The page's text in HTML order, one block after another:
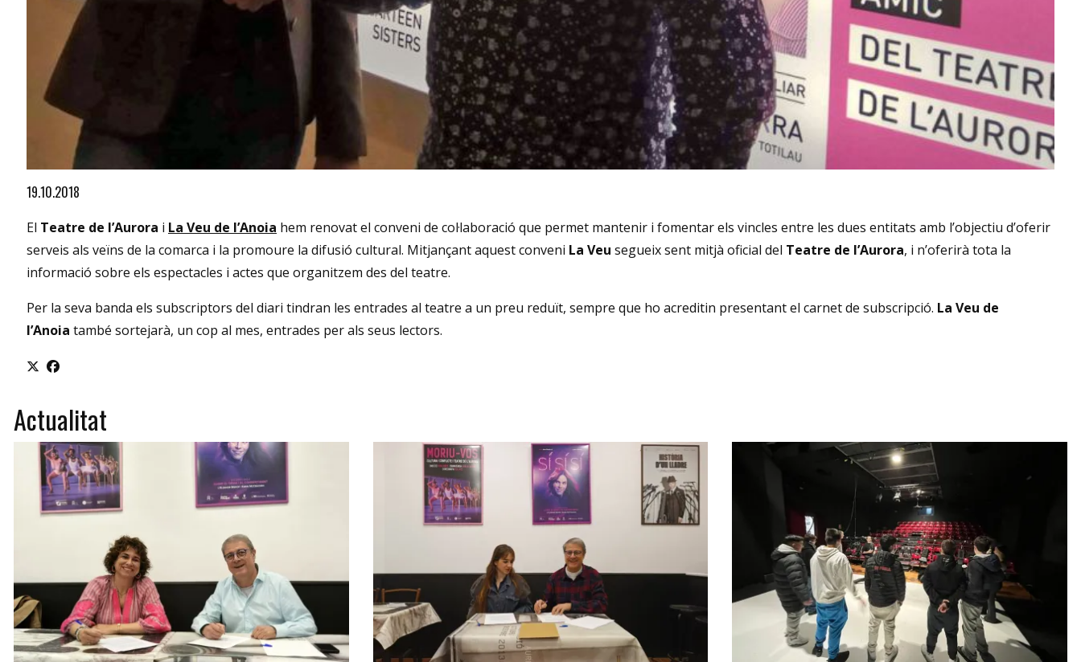
19.10.2018
El Teatre de l’Aurora i La Veu de l’Anoia hem renovat el conveni de col·laboració que permet mantenir i fomentar els vincles entre les dues entitats amb l’objectiu d’oferir
serveis als veïns de la comarca i la promoure la difusió cultural. Mitjançant aquest conveni La Veu segueix sent mitjà oficial del Teatre de l’Aurora, i n’oferirà tota la
informació sobre els espectacles i actes que organitzem des del teatre.
Per la seva banda els subscriptors del diari tindran les entrades al teatre a un preu reduït, sempre que ho acreditin presentant el carnet de subscripció. La Veu de
l’Anoia també sortejarà, un cop al mes, entrades per als seus lectors.
Actualitat